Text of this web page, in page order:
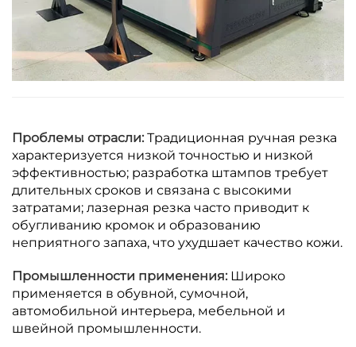
Проблемы отрасли: Традиционная ручная резка
характеризуется низкой точностью и низкой
эффективностью; разработка штампов требует
длительных сроков и связана с высокими
затратами; лазерная резка часто приводит к
обугливанию кромок и образованию
неприятного запаха, что ухудшает качество кожи.
Промышленности применения: Широко
применяется в обувной, сумочной,
автомобильной интерьера, мебельной и
швейной промышленности.